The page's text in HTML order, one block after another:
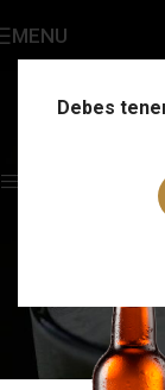
Debes
MENU